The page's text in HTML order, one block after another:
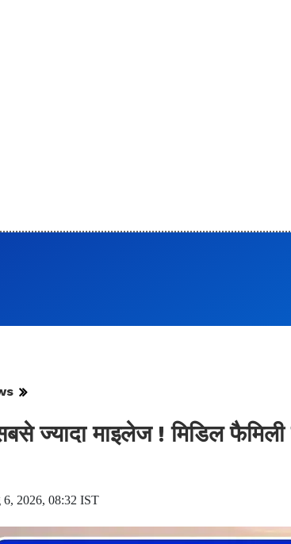
ज्यादा माइलेज ! मिडिल
6, 2026, 08:32 IST